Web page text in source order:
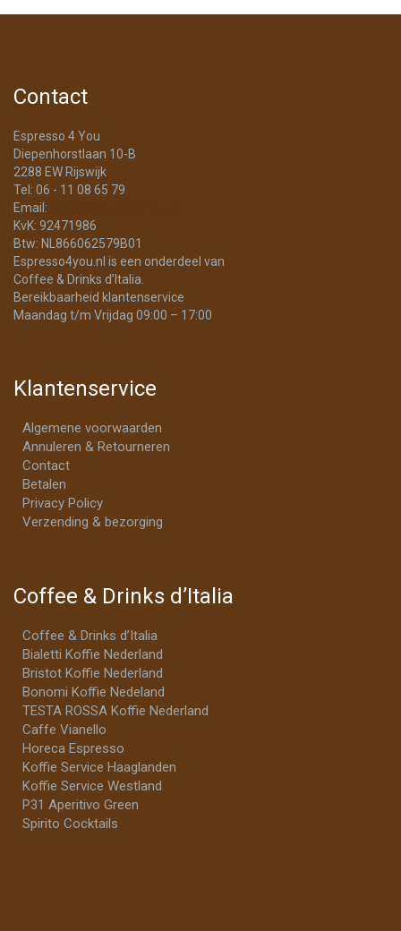
Contact
Espresso 4 You
Diepenhorstlaan 10-B
2288 EW Rijswijk
Tel: 06 - 11 08 65 79
Email:
KvK: 92471986
Btw: NL866062579B01
Espresso4you.nl is een onderdeel van
Coffee & Drinks d’Italia.
Bereikbaarheid klantenservice
Maandag t/m Vrijdag 09:00 – 17:00
Klantenservice
Algemene voorwaarden
Annuleren & Retourneren
Contact
Betalen
Privacy Policy
Verzending & bezorging
Coffee & Drinks d’Italia
Coffee & Drinks d’Italia
Bialetti Koffie Nederland
Bristot Koffie Nederland
Bonomi Koffie Nedeland
TESTA ROSSA Koffie Nederland
Caffe Vianello
Horeca Espresso
Koffie Service Haaglanden
Koffie Service Westland
P31 Aperitivo Green
Spirito Cocktails